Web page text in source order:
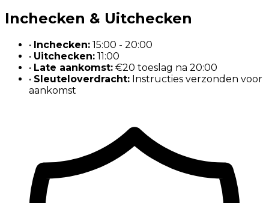
Inchecken & Uitchecken
• Inchecken: 15:00 - 20:00
• Uitchecken: 11:00
• Late aankomst: €20 toeslag na 20:00
• Sleuteloverdracht: Instructies verzonden voor
aankomst